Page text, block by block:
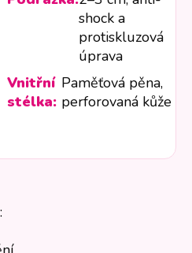
shock a
protiskluzová
úprava
Vnitřní
stélka:
Paměťová pěna,
perforovaná kůže